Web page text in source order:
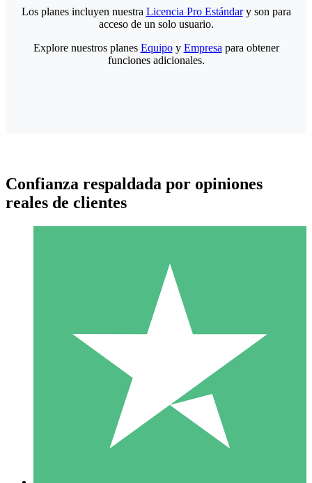
Paquetes de Créditos Individuales
Paga según el uso con créditos de descarga. Sin compromiso
10 00
Los planes incluyen nuestra Licencia Pro Estándary son para
acceso de un solo usuario.
Explore nuestros planes Equipoy Empresa para obtener
funciones adicionales.
Confianza respaldada por opiniones
reales de clientes